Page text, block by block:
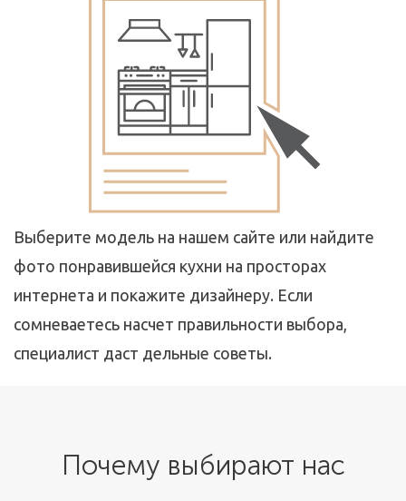
Выберите модель на нашем сайте или найдите
фото понравившейся кухни на просторах
интернета и покажите дизайнеру. Если
сомневаетесь насчет правильности выбора,
специалист даст дельные советы.
Почему выбирают нас